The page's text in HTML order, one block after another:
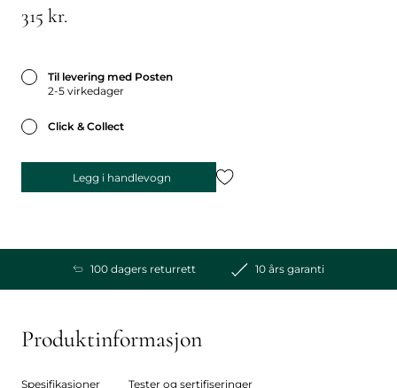
315 kr.
Til levering med Posten
2-5 virkedager
Click & Collect
Legg i handlevogn
100 dagers returrett 10 års garanti
Produktinformasjon
Spesifikasjoner Tester og sertifiseringer